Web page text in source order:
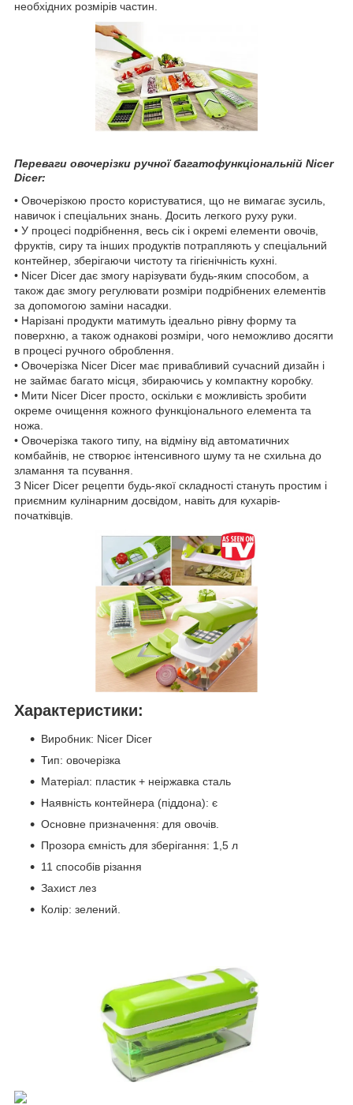
необхідних розмірів частин.
Переваги овочерізки ручної багатофункціональній Nicer
Dicer:
• Овочерізкою просто користуватися, що не вимагає зусиль,
навичок і спеціальних знань. Досить легкого руху руки.
• У процесі подрібнення, весь сік і окремі елементи овочів,
фруктів, сиру та інших продуктів потрапляють у спеціальний
контейнер, зберігаючи чистоту та гігієнічність кухні.
• Nicer Dicer дає змогу нарізувати будь-яким способом, а
також дає змогу регулювати розміри подрібнених елементів
за допомогою заміни насадки.
• Нарізані продукти матимуть ідеально рівну форму та
поверхню, а також однакові розміри, чого неможливо досягти
в процесі ручного оброблення.
• Овочерізка Nicer Dicer має привабливий сучасний дизайн і
не займає багато місця, збираючись у компактну коробку.
• Мити Nicer Dicer просто, оскільки є можливість зробити
окреме очищення кожного функціонального елемента та
ножа.
• Овочерізка такого типу, на відміну від автоматичних
комбайнів, не створює інтенсивного шуму та не схильна до
зламання та псування.
З Nicer Dicer рецепти будь-якої складності стануть простим і
приємним кулінарним досвідом, навіть для кухарів-
початківців.
Характеристики:
Виробник: Nicer Dicer
Тип: овочерізка
Матеріал: пластик + неіржавка сталь
Наявність контейнера (піддона): є
Основне призначення: для овочів.
Прозора ємність для зберігання: 1,5 л
11 способів різання
Захист лез
Колір: зелений.